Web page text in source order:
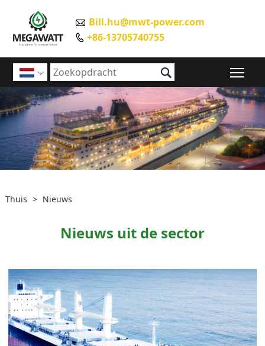
 Bill.hu@mwt-power.com
 +86-13705740755
 
Thuis > Nieuws
Nieuws uit de sector